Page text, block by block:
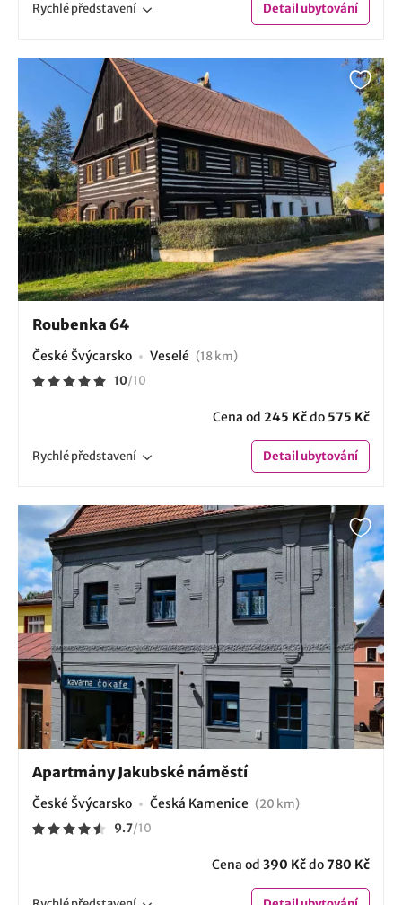
Rychlépředstavení Detailubytování
Roubenka 64
České Švýcarsko Veselé (18 km)
10/10
Cena od 245 Kčdo 575 Kč
Rychlépředstavení Detailubytování
Apartmány Jakubské náměstí
České Švýcarsko Česká Kamenice (20 km)
9.7/10
Cena od 390 Kčdo780 Kč